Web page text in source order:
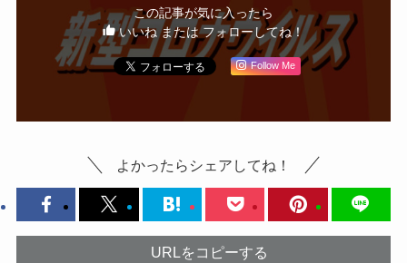
この記事が気に入ったら
いいね または フォローしてね！
Follow Me
よかったらシェアしてね！
URLをコピーする